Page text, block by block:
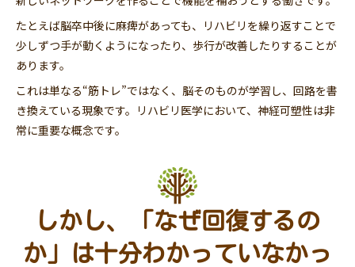
たとえば脳卒中後に麻痺があっても、リハビリを繰り返すことで
少しずつ手が動くようになったり、歩行が改善したりすることが
あります。
これは単なる“筋トレ”ではなく、脳そのものが学習し、回路を書
き換えている現象です。リハビリ医学において、神経可塑性は非
常に重要な概念です。
しかし、「なぜ回復するの
か」は十分わかっていなかっ